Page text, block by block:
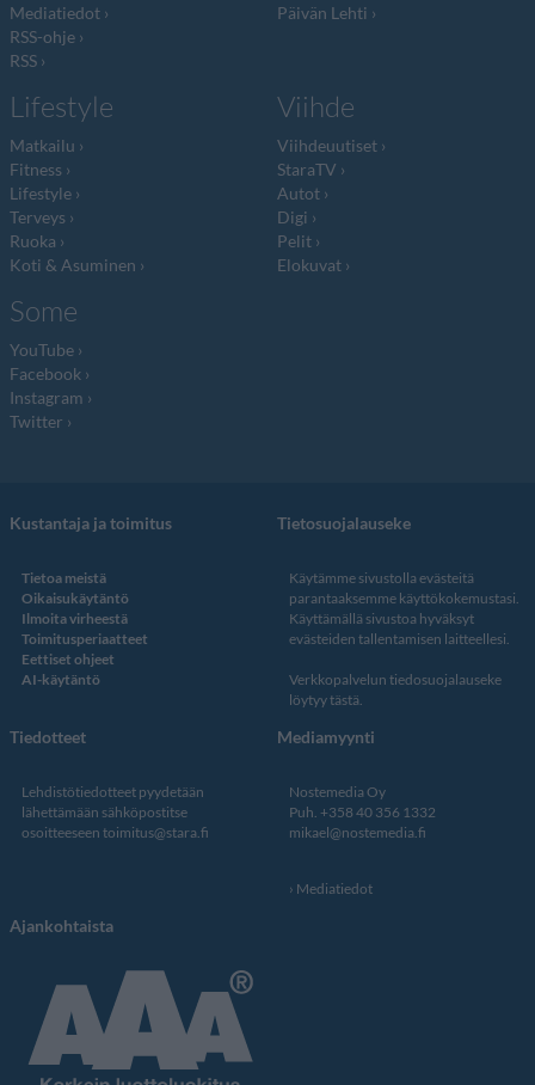
Mediatiedot
RSS-ohje
RSS
Päivän Lehti
Lifestyle
Matkailu
Fitness
Lifestyle
Terveys
Ruoka
Koti & Asuminen
Viihde
Viihdeuutiset
StaraTV
Autot
Digi
Pelit
Elokuvat
Some
YouTube
Facebook
Instagram
Twitter
Kustantaja ja toimitus
Tietoa meistä
Oikaisukäytäntö
Ilmoita virheestä
Toimitusperiaatteet
Eettiset ohjeet
AI-käytäntö
Tietosuojalauseke
Käytämme sivustolla evästeitä
parantaaksemme käyttökokemustasi.
Käyttämällä sivustoa hyväksyt
evästeiden tallentamisen laitteellesi.
Verkkopalvelun tiedosuojalauseke
löytyy tästä
Tiedotteet
Lehdistötiedotteet pyydetään
lähettämään sähköpostitse
osoitteeseen toimitus@stara.fi
Mediamyynti
Nostemedia Oy
Puh. +358 40 356 1332
mikael@nostemedia.fi
Mediatiedot
Ajankohtaista